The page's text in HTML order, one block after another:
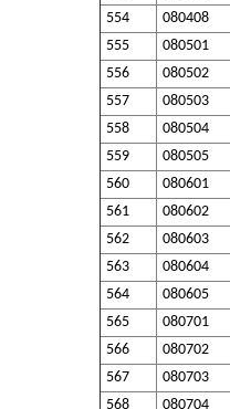
554
080408
555
080501
556
080502
557
080503
558
080504
559
080505
560
080601
561
080602
562
080603
563
080604
564
080605
565
080701
566
080702
567
080703
568
080704